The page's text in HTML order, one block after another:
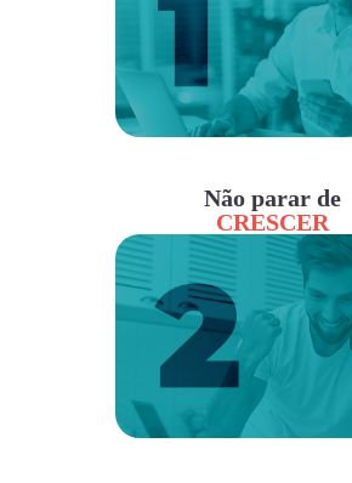
Não parar de
CRESCER